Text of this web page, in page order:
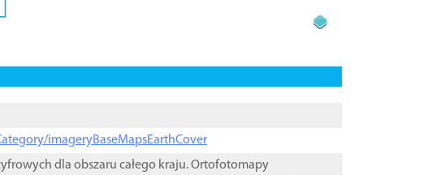
imageryBaseMapsEarthCover
dla obszaru całego kraju. Ortofotomapy